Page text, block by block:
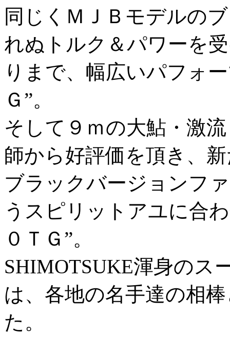
同じくＭＪＢモデルの
れぬトルク＆パワーを
りまで、幅広いパフォ
Ｇ”。
そして９ｍの大鮎・激
師から好評価を頂き、
ブラックバージョンフ
うスピリットアユに合
０ＴＧ”。
SHIMOTSUKE渾身のス
は、各地の名手達の相
た。